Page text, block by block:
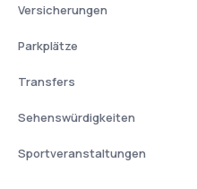
Versicherungen
Parkplätze
Transfers
Sehenswürdigkeiten
Sportveranstaltungen